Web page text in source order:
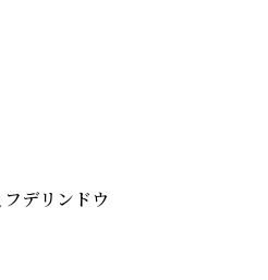
フデリンドウ